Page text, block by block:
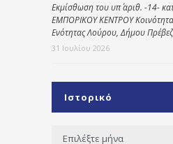
Εκμίσθωση του υπ΄ αριθ. -14-
ΕΜΠΟΡΙΚΟΥ ΚΕΝΤΡΟΥ
Ενότητας Λούρου, Δήμου
31 Ιουλίου 2026
Ιστορικό
Ιστορικό